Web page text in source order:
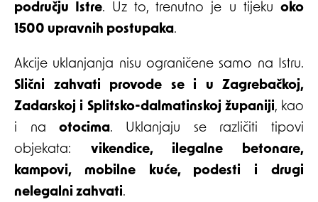
području Istre. Uz to, trenutno je u tijeku oko
1500 upravnih postupaka.
Akcije uklanjanja nisu ograničene samo na Istru.
Slični zahvati provode se i u Zagrebačkoj,
Zadarskoj i Splitsko-dalmatinskoj županiji, kao
i naotocima. Uklanjaju se različiti tipovi
objekata: vikendice, ilegalne betonare,
kampovi, mobilne kuće, podesti i drugi
nelegalni zahvati.